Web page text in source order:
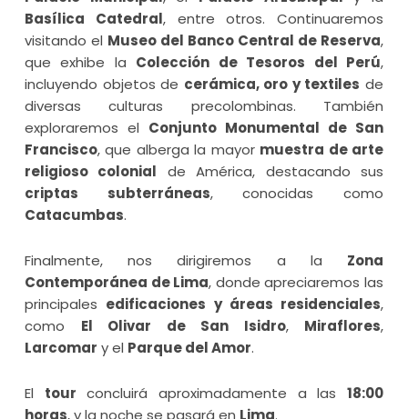
Basílica Catedral, entre otros. Continuaremos
visitando el Museo del Banco Central de Reserva,
que exhibe la Colección de Tesoros del Perú,
incluyendo objetos de cerámica, oro y textiles de
diversas culturas precolombinas. También
exploraremos el Conjunto Monumental de San
Francisco, que alberga la mayor muestra de arte
religioso colonial de América, destacando sus
criptas subterráneas, conocidas como
Catacumbas.
Finalmente, nos dirigiremos a la Zona
Contemporánea de Lima, donde apreciaremos las
principales edificaciones y áreas residenciales,
como El Olivar de San Isidro, Miraflores,
Larcomar y el Parque del Amor.
El tour concluirá aproximadamente a las18:00